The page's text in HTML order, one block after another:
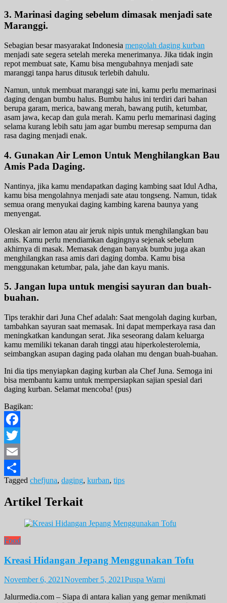
3. Marinasi daging sebelum dimasak menjadi sate
Maranggi.
Sebagian besar masyarakat Indonesia mengolah daging kurban
menjadi sate segera setelah mereka menerimanya. Jika tidak ingin
repot membuat sate, Kamu bisa mengubahnya menjadi sate
maranggi tanpa harus ditusuk terlebih dahulu.
Namun, untuk membuat maranggi sate ini, kamu perlu memarinasi
daging dengan bumbu halus. Bumbu halus ini terdiri dari bahan
berupa garam, merica, bawang merah, bawang putih, ketumbar,
asam jawa, kecap dan gula merah. Kamu perlu memarinasi daging
selama kurang lebih satu jam agar bumbu meresap sempurna dan
rasa daging menjadi enak.
4. Gunakan Air Lemon Untuk Menghilangkan Bau
Amis Pada Daging.
Nantinya, jika kamu mendapatkan daging kambing saat Idul Adha,
kamu bisa mengolahnya menjadi sate atau tongseng. Namun, tidak
semua orang menyukai daging kambing karena baunya yang
menyengat.
Oleskan air lemon atau air jeruk nipis untuk menghilangkan bau
amis. Kamu perlu mendiamkan dagingnya sejenak sebelum
akhirnya di masak. Memasak dengan banyak bumbu juga akan
menghilangkan rasa amis dari daging domba. Kamu bisa
menggunakan ketumbar, pala, jahe dan kayu manis.
5. Jangan lupa untuk mengisi sayuran dan buah-
buahan.
Tips terakhir dari Juna Chef adalah: Saat mengolah daging kurban,
tambahkan sayuran saat memasak. Ini dapat memperkaya rasa dan
meningkatkan kandungan serat. Jika seseorang dalam keluarga
kamu memiliki tekanan darah tinggi atau hiperkolesterolemia,
seimbangkan asupan daging pada olahan mu dengan buah-buahan.
Ini dia tips menyiapkan daging kurban ala Chef Juna. Semoga ini
bisa membantu kamu untuk mempersiapkan sajian spesial dari
daging kurban. Selamat mencoba! (pus)
Bagikan:
Facebook
Twitter
Email
Share
Tagged chefjuna, daging, kurban, tips
Artikel Terkait
Food
Kreasi Hidangan Jepang Menggunakan Tofu
November 6, 2021November 5, 2021Puspa Warni
Jalurmedia.com – Siapa di antara kalian yang gemar menikmati